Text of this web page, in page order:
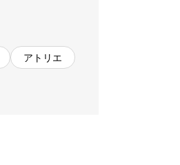
アトリエ